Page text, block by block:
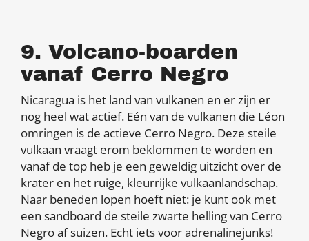
9. Volcano-boarden
vanaf Cerro Negro
Nicaragua is het land van vulkanen en er zijn er
nog heel wat actief. Eén van de vulkanen die Léon
omringen is de actieve Cerro Negro. Deze steile
vulkaan vraagt erom beklommen te worden en
vanaf de top heb je een geweldig uitzicht over de
krater en het ruige, kleurrijke vulkaanlandschap.
Naar beneden lopen hoeft niet: je kunt ook met
een sandboard de steile zwarte helling van Cerro
Negro af suizen. Echt iets voor adrenalinejunks!